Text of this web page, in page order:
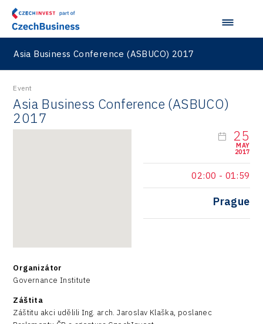
Asia Business Conference (ASBUCO) 2017
Event
Asia Business Conference (ASBUCO)
2017
25
MAY
2017
02:00 - 01:59
Prague
Organizátor
Governance Institute
Záštita
Záštitu akci udělili Ing. arch. Jaroslav Klaška, poslanec